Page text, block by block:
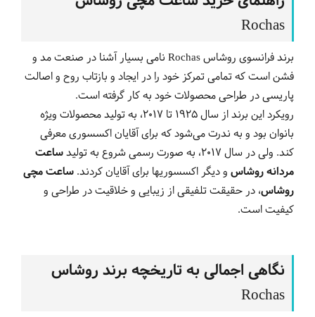
Rochas
برند فرانسوی روشاس Rochas نامی بسیار آشنا در صنعت مد و
فشن است که تمامی تمرکز خود را در ایجاد و بازتاب روح و اصالت
پاریسی در طراحی محصولات خود به کار گرفته است.
رویکرد این برند از سال 1925 تا 2017، به تولید محصولات ویژه
بانوان بود و به ندرت می‌شود که برای آقایان اکسسوری معرفی
کند. ولی در سال 2017، به صورت رسمی شروع به تولید
ساعت
مردانه روشاس و دیگر اکسسوری‎ها برای آقایان کردند.
ساعت مچی
روشاس، در حقیقت تلفیقی از زیبایی و خلاقیت در طراحی و
کیفیت است.
نگاهی اجمالی به تاریخچه برند روشاس
Rochas